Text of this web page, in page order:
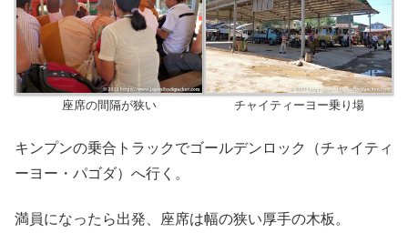
座席の間隔が狭い チャイティーヨー乗り場
キンプンの乗合トラックでゴールデンロック（チャイティ
ーヨー・パゴダ）へ行く。
満員になったら出発、座席は幅の狭い厚手の木板。